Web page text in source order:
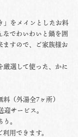
」をメインとしたお料
でわいわいと鍋を囲
ますので、ご家族様お
選して使った、かに
（外湯全7ヶ所）
サービス。
。
用できます。